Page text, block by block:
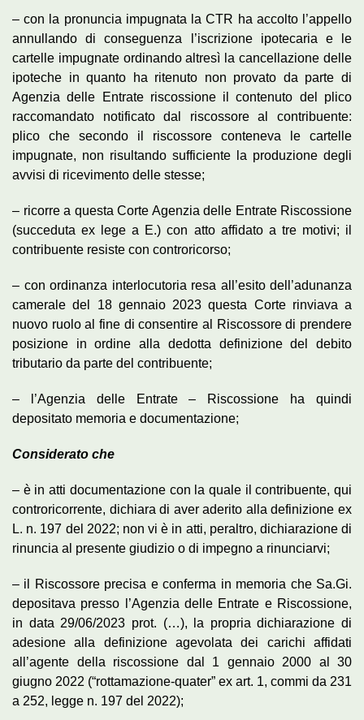
– con la pronuncia impugnata la CTR ha accolto l’appello
annullando di conseguenza l’iscrizione ipotecaria e le
cartelle impugnate ordinando altresì la cancellazione delle
ipoteche in quanto ha ritenuto non provato da parte di
Agenzia delle Entrate riscossione il contenuto del plico
raccomandato notificato dal riscossore al contribuente:
plico che secondo il riscossore conteneva le cartelle
impugnate, non risultando sufficiente la produzione degli
avvisi di ricevimento delle stesse;
– ricorre a questa Corte Agenzia delle Entrate Riscossione
(succeduta ex lege a E.) con atto affidato a tre motivi; il
contribuente resiste con controricorso;
– con ordinanza interlocutoria resa all’esito dell’adunanza
camerale del 18 gennaio 2023 questa Corte rinviava a
nuovo ruolo al fine di consentire al Riscossore di prendere
posizione in ordine alla dedotta definizione del debito
tributario da parte del contribuente;
– l’Agenzia delle Entrate – Riscossione ha quindi
depositato memoria e documentazione;
Considerato che
– è in atti documentazione con la quale il contribuente, qui
controricorrente, dichiara di aver aderito alla definizione ex
L. n. 197 del 2022; non vi è in atti, peraltro, dichiarazione di
rinuncia al presente giudizio o di impegno a rinunciarvi;
– il Riscossore precisa e conferma in memoria che Sa.Gi.
depositava presso l’Agenzia delle Entrate e Riscossione,
in data 29/06/2023 prot. (…), la propria dichiarazione di
adesione alla definizione agevolata dei carichi affidati
all’agente della riscossione dal 1 gennaio 2000 al 30
giugno 2022 (“rottamazione-quater” ex art. 1, commi da 231
a 252, legge n. 197 del 2022);